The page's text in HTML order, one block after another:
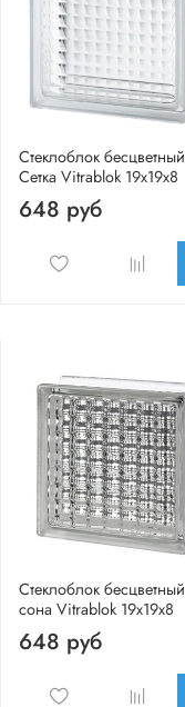
Стеклоблок бесцветный
Сетка Vitrablok 19х19х8
648 руб
Стеклоблок бесцветный
сона Vitrablok 19х19х8
648 руб